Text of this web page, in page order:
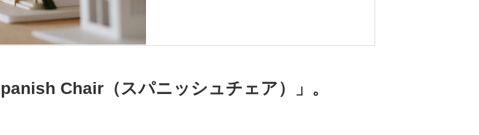
Chair（スパニッシュチェア）」。